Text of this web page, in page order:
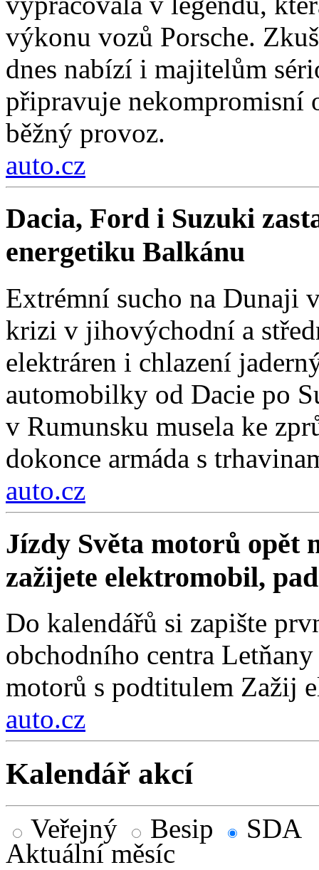
výkonu vozů Porsche.
dnes nabízí i majitelům
připravuje nekompromisní
běžný provoz.
auto.cz
Dacia, Ford i Suzuki
energetiku Balkánu
Extrémní sucho na Dunaji
krizi v jihovýchodní a
elektráren i chlazení
automobilky od Dacie po
v Rumunsku musela ke
dokonce armáda s
auto.cz
Jízdy Světa motorů opět
zažijete elektromobil,
Do kalendářů si zapište
obchodního centra
motorů s podtitulem Zažij
auto.cz
Kalendář akcí
Veřejný Besip
SDA
Aktuální měsíc